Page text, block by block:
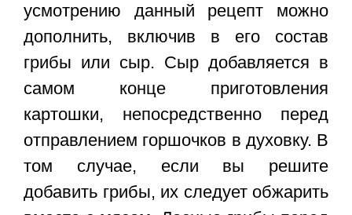
усмотрению данный рецепт можно
дополнить, включив в его состав
грибы или сыр. Сыр добавляется в
самом конце приготовления
картошки, непосредственно перед
отправлением горшочков в духовку. В
том случае, если вы решите
добавить грибы, их следует обжарить